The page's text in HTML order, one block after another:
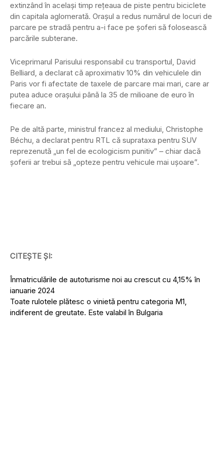
extinzând în același timp rețeaua de piste pentru biciclete
din capitala aglomerată. Orașul a redus numărul de locuri de
parcare pe stradă pentru a-i face pe șoferi să folosească
parcările subterane.
Viceprimarul Parisului responsabil cu transportul, David
Belliard, a declarat că aproximativ 10% din vehiculele din
Paris vor fi afectate de taxele de parcare mai mari, care ar
putea aduce orașului până la 35 de milioane de euro în
fiecare an.
Pe de altă parte, ministrul francez al mediului, Christophe
Béchu, a declarat pentru RTL că suprataxa pentru SUV
reprezenută „un fel de ecologicism punitiv” – chiar dacă
șoferii ar trebui să „opteze pentru vehicule mai ușoare”.
CITEȘTE ȘI:
Înmatriculările de autoturisme noi au crescut cu 4,15% în
ianuarie 2024
Toate rulotele plătesc o vinietă pentru categoria M1,
indiferent de greutate. Este valabil în Bulgaria